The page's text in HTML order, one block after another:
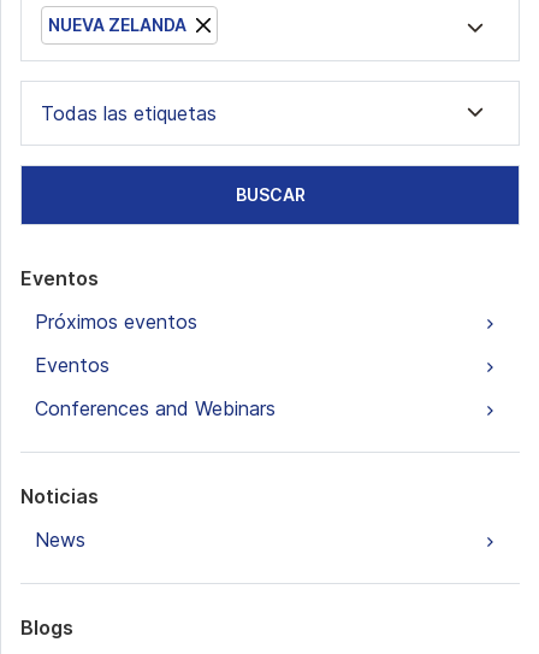
NUEVA ZELANDA
Todas las etiquetas
BUSCAR
Eventos
Próximos eventos
Eventos
Conferences and Webinars
Noticias
News
Blogs